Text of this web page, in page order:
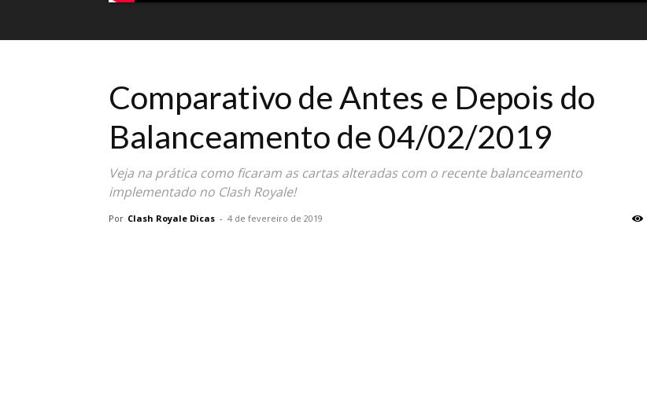
Comparativo de Antes e Depois do
Balanceamento de 04/02/2019
Veja na prática como ficaram as cartas alteradas com o recente balanceamento
implementado no Clash Royale!
Por Clash Royale Dicas - 4 de fevereiro de 2019